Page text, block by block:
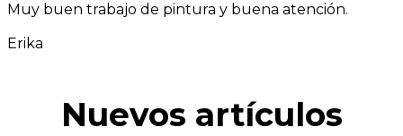
Muy buen trabajo de pintura y buena atención.
Erika
Nuevos artículos